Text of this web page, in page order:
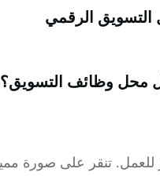
التسويق الرقمي
محل وظائف التسويق؟
للعمل. تنقر على صورة